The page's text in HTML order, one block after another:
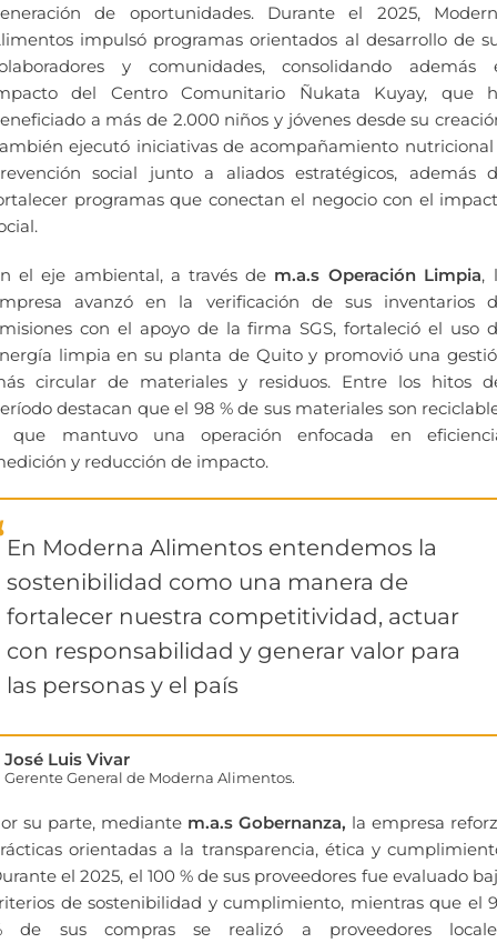
de oportunidades. Durante el 2025,
impulsó programas orientados al desarrollo de
y comunidades, consolidando además
del Centro Comunitario Ñukata Kuyay, que
a más de 2.000 niños y jóvenes desde su
ejecutó iniciativas de acompañamiento nutricional
social junto a aliados estratégicos, además
programas que conectan el negocio con el
el eje ambiental, a través de m.a.s Operación Limpia,
avanzó en la verificación de sus inventarios
con el apoyo de la firma SGS, fortaleció el uso
limpia en su planta de Quito y promovió una
circular de materiales y residuos. Entre los hitos
destacan que el 98 % de sus materiales son
que mantuvo una operación enfocada en
y reducción de impacto.
En Moderna Alimentos entendemos la
sostenibilidad como una manera de
fortalecer nuestra competitividad, actuar
con responsabilidad y generar valor para
las personas y el país
José Luis Vivar
Gerente General de Moderna Alimentos.
su parte, mediante m.a.s Gobernanza, la empresa
orientadas a la transparencia, ética y
el 2025, el 100 % de sus proveedores fue evaluado
de sostenibilidad y cumplimiento, mientras que el
de sus compras se realizó a proveedores